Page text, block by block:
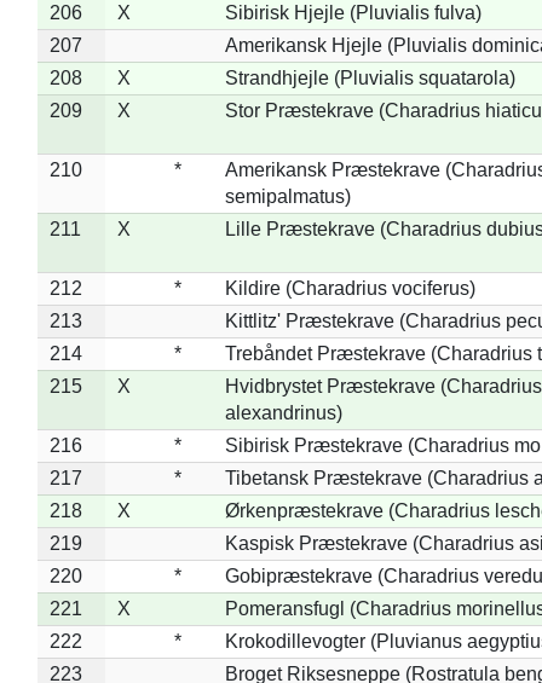
206 X
Sibirisk Hjejle (Pluvialis fulva)
207
Amerikansk Hjejle (Pluvialis
208
X
Strandhjejle (Pluvialis squatarola)
209
X Stor Præstekrave (Charadrius
210 *
Amerikansk Præstekrave
semipalmatus)
211
X Lille Præstekrave (Charadrius
212 *
Kildire (Charadrius vociferus)
213
Kittlitz' Præstekrave (Charadrius
214
*
Trebåndet Præstekrave (Charadrius
215
X
Hvidbrystet Præstekrave (Charadrius
alexandrinus)
216
*
Sibirisk Præstekrave (Charadrius
217
*
Tibetansk Præstekrave (Charadrius
218
X
Ørkenpræstekrave (Charadrius
219
Kaspisk Præstekrave (Charadrius
220
*
Gobipræstekrave (Charadrius
221
X
Pomeransfugl (Charadrius
222
*
Krokodillevogter (Pluvianus
223
Broget Riksesneppe (Rostratula